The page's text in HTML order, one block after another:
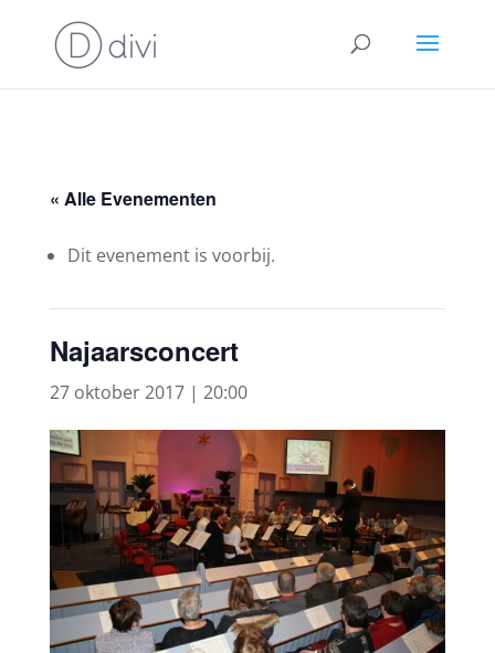
« Alle Evenementen
Dit evenement is voorbij.
Najaarsconcert
27 oktober 2017 | 20:00